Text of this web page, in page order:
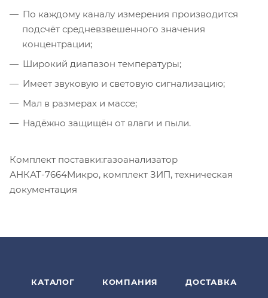
По каждому каналу измерения производится
подсчёт средневзвешенного значения
концентрации;
Широкий диапазон температуры;
Имеет звуковую и световую сигнализацию;
Мал в размерах и массе;
Надёжно защищён от влаги и пыли.
Комплект поставки:газоанализатор
АНКАТ-7664Микро, комплект ЗИП, техническая
документация
КАТАЛОГ КОМПАНИЯ ДОСТАВКА